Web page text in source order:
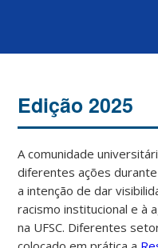
Edição 2025
A comunidade
diferentes ações
a intenção de dar
racismo institucional e à
na UFSC. Diferentes